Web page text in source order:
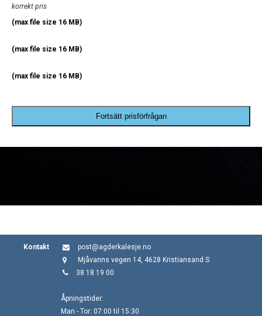
korrekt pris
(max file size 16 MB)
(max file size 16 MB)
(max file size 16 MB)
Fortsätt prisförfrågan
Kontakt
post@agderkalesje.no
Mjåvanns vegen 14, 4628 Kristiansand S
38 18 19 00
Åpningstider:
Man - Tor: 07:00 til 15:30